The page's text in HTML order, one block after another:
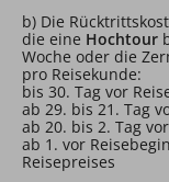
b) Die
die eine Hochtour
Woche oder die
pro Reisekunde:
bis 30. Tag vor
ab 29. bis 21. Tag
ab 20. bis 2. Tag
ab 1. vor
Reisepreises